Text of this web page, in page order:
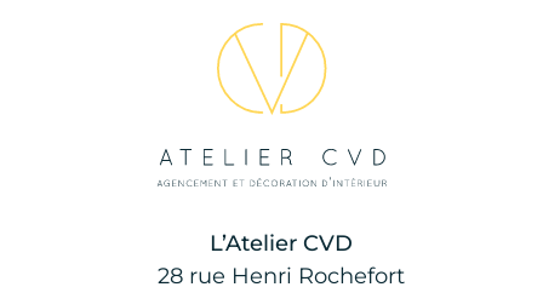
L’Atelier CVD
28 rue Henri Rochefort